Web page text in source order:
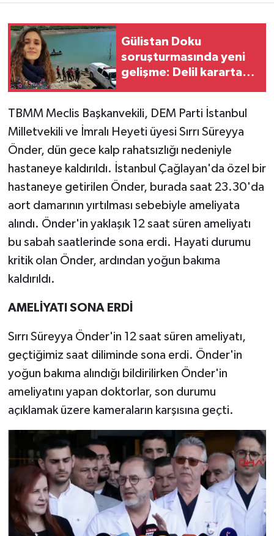
Gülistan Doku
soruşturmasında yeni
gelişme: Delil karartan
TBMM Meclis Başkanvekili, DEM Parti İstanbul
Milletvekili ve İmralı Heyeti üyesi Sırrı Süreyya
Önder, dün gece kalp rahatsızlığı nedeniyle
hastaneye kaldırıldı. İstanbul Çağlayan'da özel bir
hastaneye getirilen Önder, burada saat 23.30'da
aort damarının yırtılması sebebiyle ameliyata
alındı. Önder'in yaklaşık 12 saat süren ameliyatı
bu sabah saatlerinde sona erdi. Hayati durumu
kritik olan Önder, ardından yoğun bakıma
kaldırıldı.
AMELİYATI SONA ERDİ
Sırrı Süreyya Önder'in 12 saat süren ameliyatı,
geçtiğimiz saat diliminde sona erdi. Önder'in
yoğun bakıma alındığı bildirilirken Önder'in
ameliyatını yapan doktorlar, son durumu
açıklamak üzere kameraların karşısına geçti.